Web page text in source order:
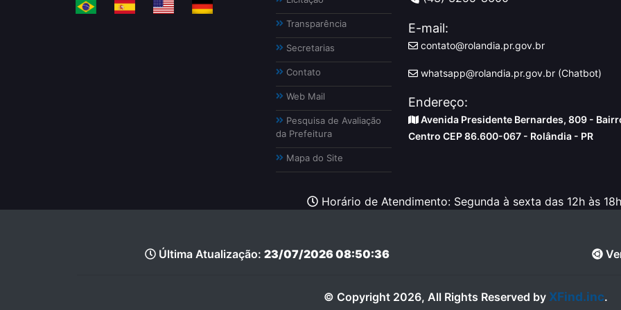
Transparência
Secretarias
Contato
Web Mail
Pesquisa de Avaliação
da Prefeitura
Mapa do Site
E-mail:
contato@rolandia.pr.gov.br
whatsapp@rolandia.pr.gov.br (Chatbot)
Endereço:
Avenida Presidente Bernardes, 809 -
Centro CEP 86.600-067 - Rolândia - PR
Horário de Atendimento: Segunda à sexta das 12h às
Última Atualização: 23/07/2026 08:50:36
© Copyright 2026, All Rights Reserved by XFind.inc.